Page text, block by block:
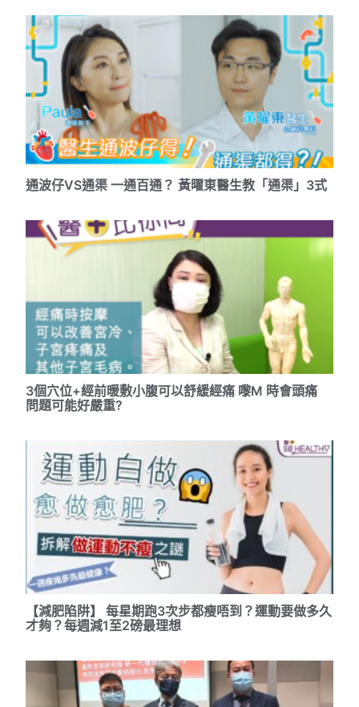
通波仔VS通渠 一通百通？ 黃曜東醫生教「通渠」3式
3個穴位+經前暖敷小腹可以舒緩經痛 嚟M 時會頭痛
問題可能好嚴重?
【減肥陷阱】 每星期跑3次步都瘦唔到？運動要做多久
才夠？每週減1至2磅最理想